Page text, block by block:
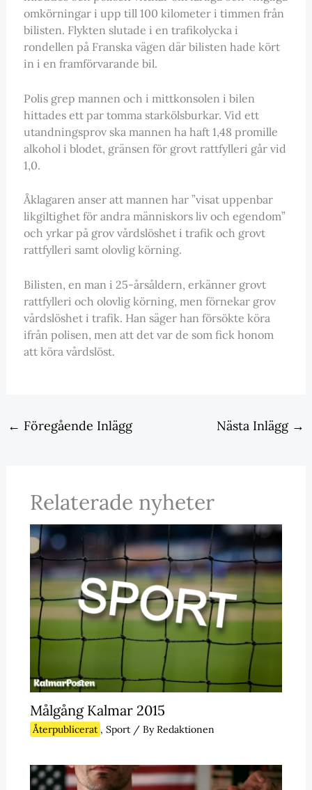
omkörningar i upp till 100 kilometer i timmen från
bilisten. Flykten slutade i en trafikolycka i
rondellen på Franska vägen där bilisten hade kört
in i en framförvarande bil.
Polis grep mannen och i mittkonsolen i bilen
hittades ett par tomma starkölsburkar. Vid ett
utandningsprov ska mannen ha haft 1,48 promille
alkohol i blodet, gränsen för grovt rattfylleri går vid
1,0.
Åklagaren anser att mannen har ”visat uppenbar
likgiltighet för andra människors liv och egendom”
och yrkar på grov vårdslöshet i trafik och grovt
rattfylleri samt olovlig körning.
Bilisten, en man i 25-årsåldern, erkänner grovt
rattfylleri och olovlig körning, men förnekar grov
vårdslöshet i trafik. Han säger han försökte köra
ifrån polisen, men att det var de som fick honom
att köra vårdslöst.
← Föregående Inlägg Nästa Inlägg →
Relaterade nyheter
Målgång Kalmar 2015
Återpublicerat , Sport/ ByRedaktionen